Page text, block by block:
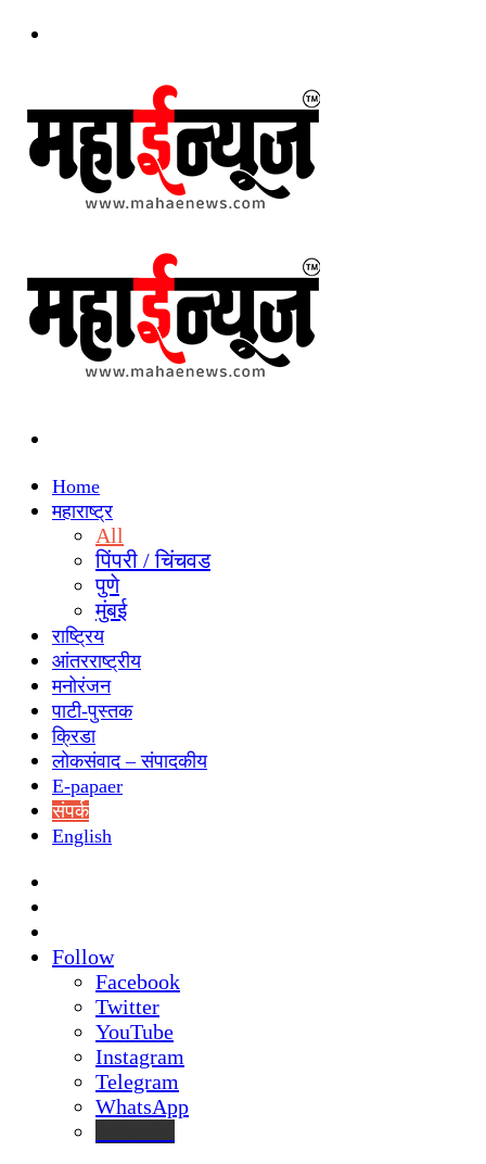
Home
महाराष्ट्र
All
पिंपरी / चिंचवड
पुणे
मुंबई
राष्ट्रिय
आंतरराष्ट्रीय
मनोरंजन
पाटी-पुस्तक
क्रिडा
लोकसंवाद – संपादकीय
E-papaer
संपर्क
English
Follow
Facebook
Twitter
YouTube
Instagram
Telegram
WhatsApp